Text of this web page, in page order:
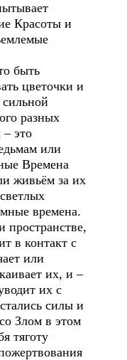
Красоты и
быть
цветочки и
разных
– это
или
Времена
живьём за их
времена.
пространстве,
в контакт с
или
их, и –
их с
силы и
Злом в этом
тяготу